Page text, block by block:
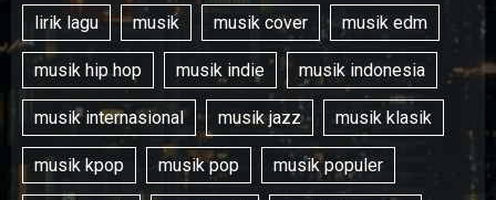
lirik lagu musik musik cover musik edm
musik hip hop musik indie musik indonesia
musik internasional musik jazz musik klasik
musik kpop musik pop musik populer